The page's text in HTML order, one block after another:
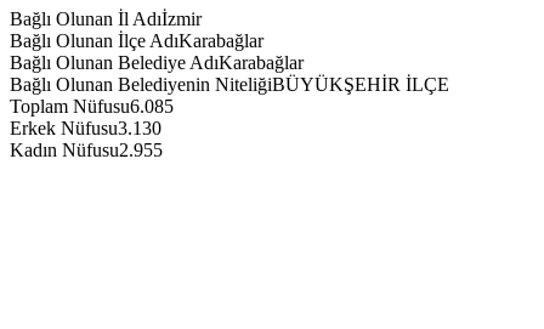
Bağlı Olunan İl Adıİzmir
Bağlı Olunan İlçe AdıKarabağlar
Bağlı Olunan Belediye AdıKarabağlar
Bağlı Olunan Belediyenin NiteliğiBÜYÜKŞEHİR İLÇE
Toplam Nüfusu6.085
Erkek Nüfusu3.130
Kadın Nüfusu2.955